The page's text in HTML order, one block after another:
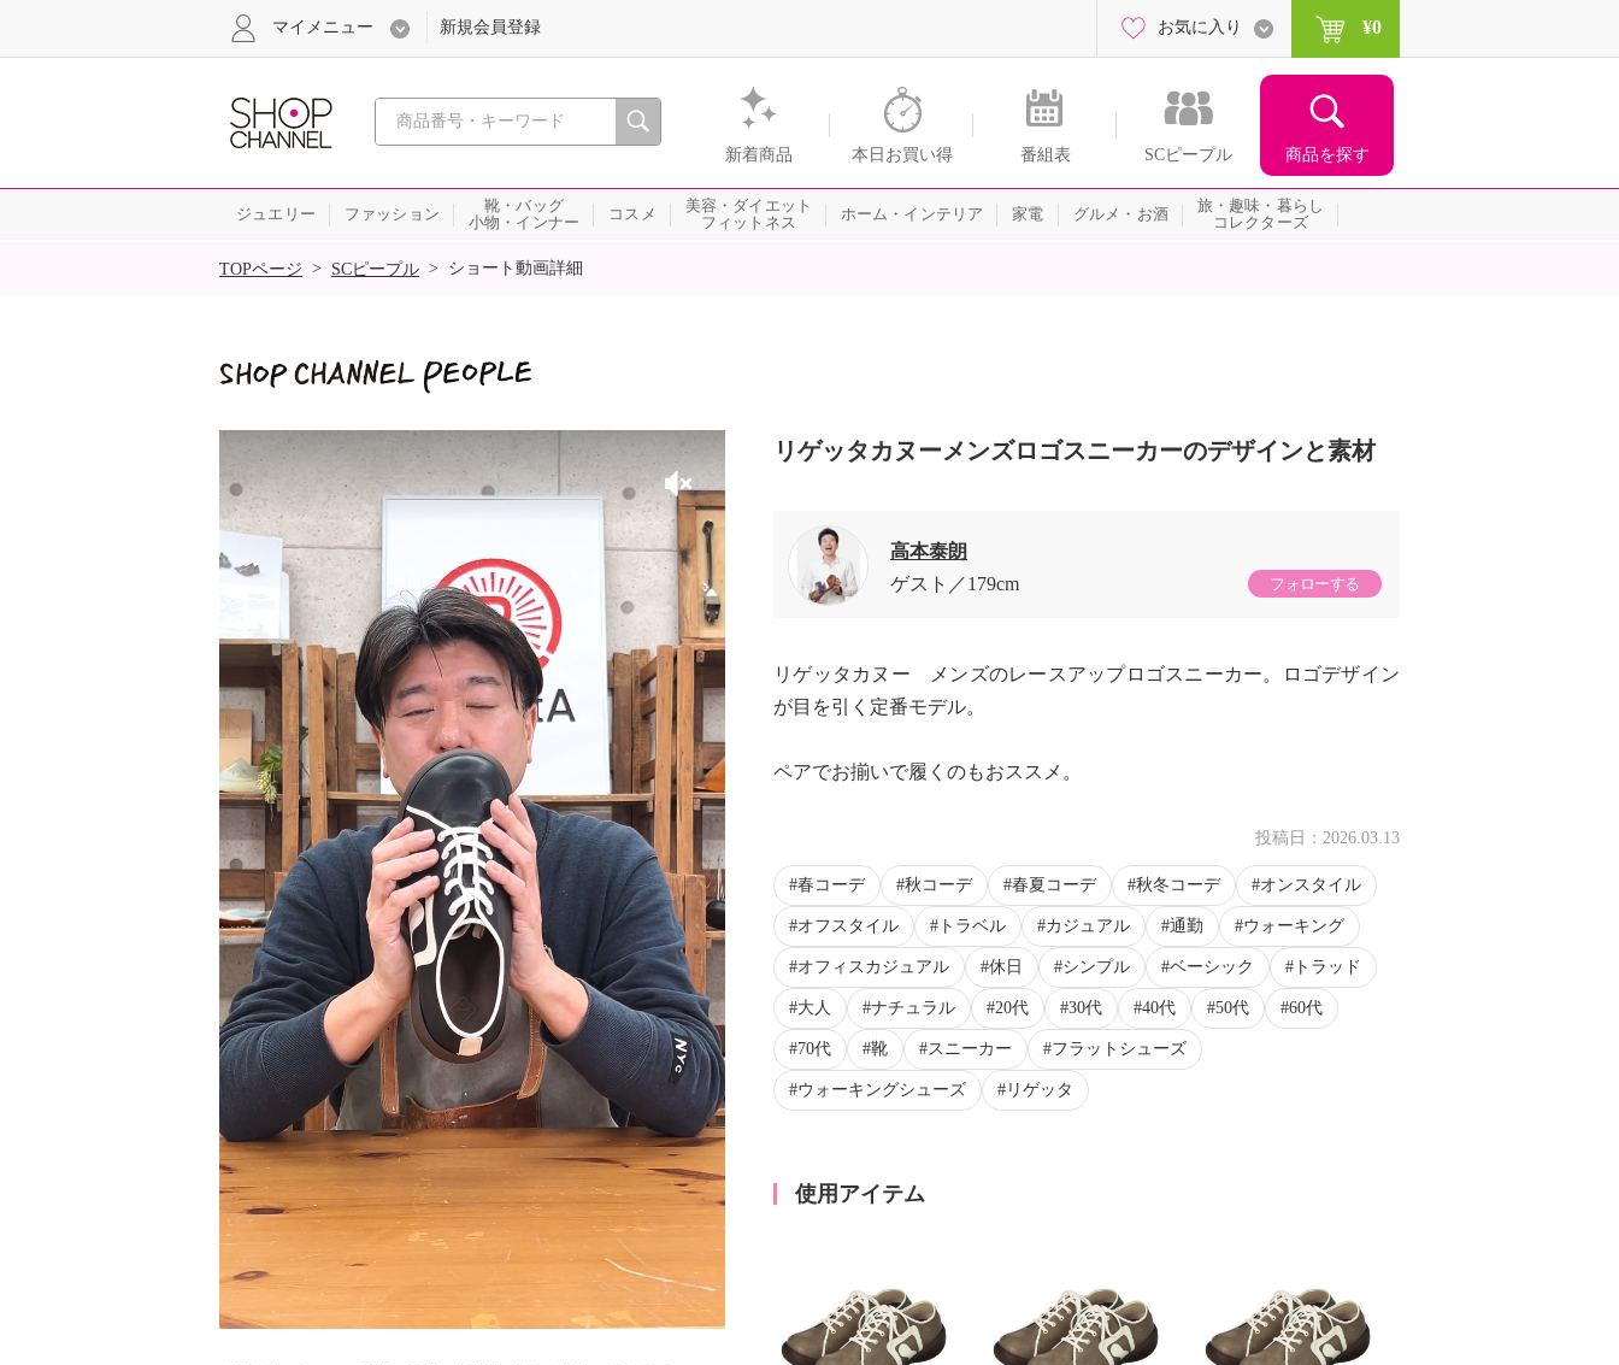
心おどる、瞬間を。通販・テレビショッピングのショップチャンネル
新着商品 本日お買い得 番組表 SCピープル 商品を探す
マイメニュー 新規会員登録 お気に入り ¥0
ジュエリー ファッション
靴・バッグ
小物・インナー
コスメ
美容・ダイエット
フィットネス
ホーム・インテリア 家電 グルメ・お酒
旅・趣味・暮らし
コレクターズ
SALE
TOPページ > SCピープル > ショート動画詳細
リゲッタカヌーメンズロゴスニーカーのデザインと素材
高本泰朗
ゲスト
179cm フォローする
リゲッタカヌー メンズのレースアップロゴスニーカー。ロゴデザイン
が目を引く定番モデル。
ペアでお揃いで履くのもおススメ。
投稿日： 2026.03.13
春コーデ 秋コーデ 春夏コーデ 秋冬コーデ オンスタイル
オフスタイル トラベル カジュアル 通勤 ウォーキング
オフィスカジュアル 休日 シンプル ベーシック トラッド
大人 ナチュラル 20代 30代 40代 50代 60代
70代 靴 スニーカー フラットシューズ
ウォーキングシューズ リゲッタ
使用アイテム